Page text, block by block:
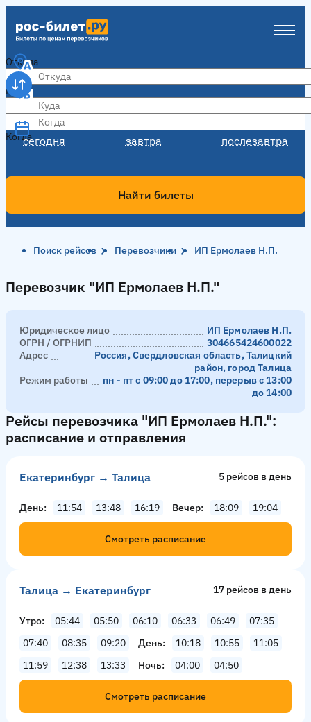
Откуда
Куда
Когда
сегодня завтра послезавтра
Когда
Найти билеты
Поиск рейсов Перевозчики ИП Ермолаев Н.П.
Перевозчик "ИП Ермолаев Н.П."
Перевозчик "ИП Ермолаев Н.П."
Юридическое лицо
ИП Ермолаев Н.П.
ОГРН / ОГРНИП
304665424600022
Адрес
Россия, Свердловская область, Талицкий
район, город Талица
Режим работы
пн - пт с 09:00 до 17:00, перерыв с 13:00
до 14:00
Рейсы перевозчика "ИП Ермолаев Н.П.":
расписание и отправления
Екатеринбург → Талица 5 рейсов в день
День 11:54 13:48 16:19 Вечер 18:09 19:04
Смотреть расписание
Талица → Екатеринбург 17 рейсов в день
Утро 05:44 05:50 06:10 06:33 06:49
07:35
07:40
08:35 09:20 День 10:18 10:55
11:05
11:59
12:38 13:33 Ночь 04:00 04:50
Смотреть расписание